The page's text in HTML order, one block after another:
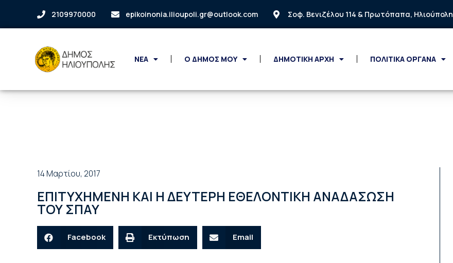
2109970000 epikoinonia.ilioupoli.gr@outlook.com Σοφ. Βενιζέλου 114 & Πρωτόπαπα, Ηλιούπολη
ΝΕΑ Ο ΔΗΜΟΣ ΜΟΥ ΔΗΜΟΤΙΚΗ ΑΡΧΗ ΠΟΛΙΤΙΚΑ ΟΡΓΑΝΑ
14 Μαρτίου, 2017
ΕΠΙΤΥΧΗΜΕΝΗ ΚΑΙ Η ΔΕΥΤΕΡΗ ΕΘΕΛΟΝΤΙΚΗ ΑΝΑΔΑΣΩΣΗ
ΤΟΥ ΣΠΑΥ
Facebook Εκτύπωση Email